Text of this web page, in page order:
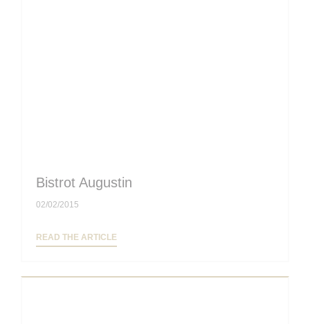
Bistrot Augustin
02/02/2015
READ THE ARTICLE